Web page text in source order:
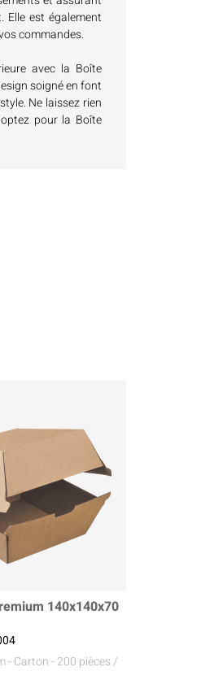
est également
commandes.
avec la Boîte
soigné en font
Ne laissez rien
pour la Boîte
140x140x70
- Carton- 200 pièces /